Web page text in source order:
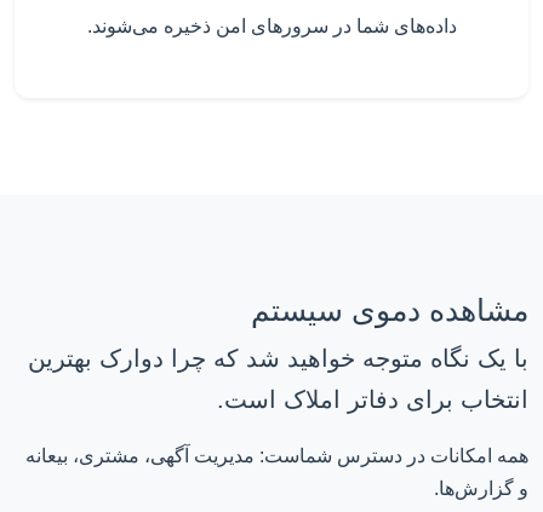
داده‌های شما در سرورهای امن ذخیره می‌شوند.
مشاهده دموی سیستم
با یک نگاه متوجه خواهید شد که چرا دوارک بهترین
انتخاب برای دفاتر املاک است.
همه امکانات در دسترس شماست: مدیریت آگهی، مشتری، بیعانه
و گزارش‌ها.